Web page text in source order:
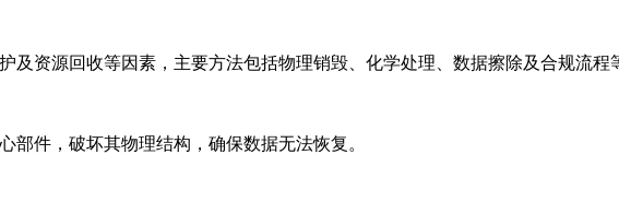
及资源回收等因素，主要方法包括物理销毁、化学处理、数据擦除及合规流程
部件，破坏其物理结构，确保数据无法恢复。‌‌